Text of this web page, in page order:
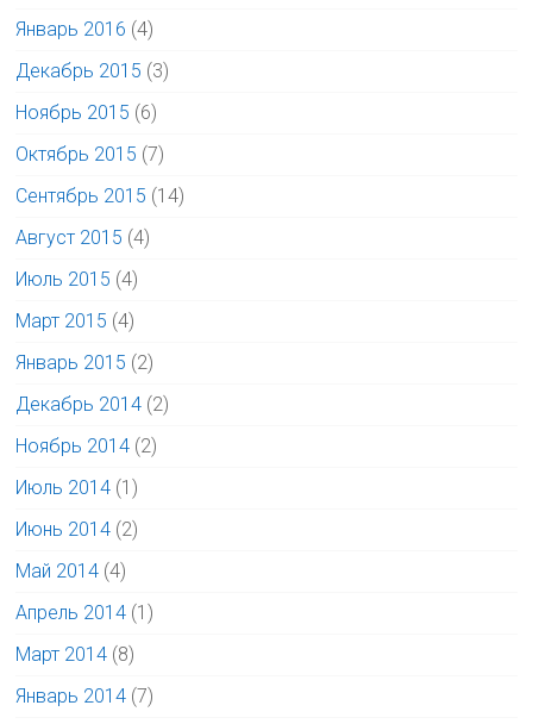
Январь 2016 (4)
Декабрь 2015 (3)
Ноябрь 2015 (6)
Октябрь 2015 (7)
Сентябрь 2015 (14)
Август 2015 (4)
Июль 2015 (4)
Март 2015 (4)
Январь 2015 (2)
Декабрь 2014 (2)
Ноябрь 2014 (2)
Июль 2014 (1)
Июнь 2014 (2)
Май 2014 (4)
Апрель 2014 (1)
Март 2014 (8)
Январь 2014 (7)